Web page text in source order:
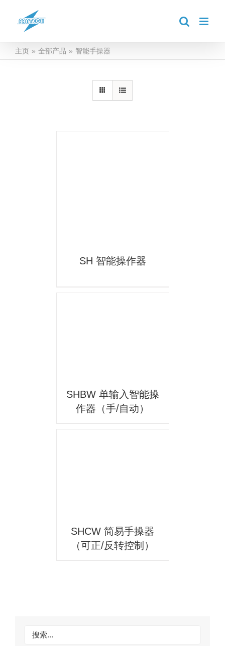
主页 » 全部产品 » 智能手操器
SH 智能操作器
SHBW 单输入智能操
作器（手/自动）
SHCW 简易手操器
（可正/反转控制）